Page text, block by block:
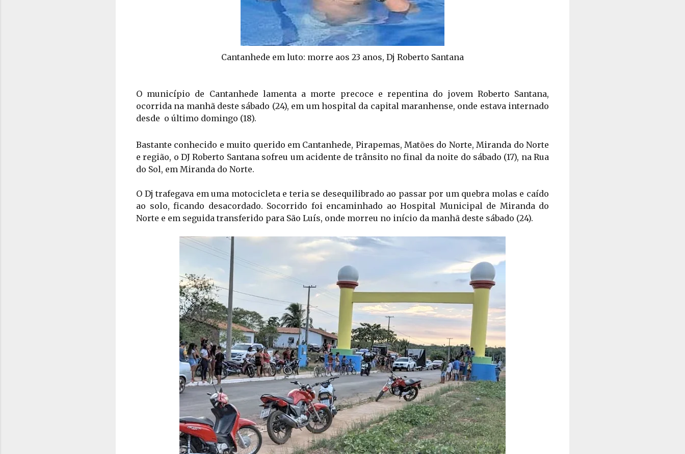
Cantanhede em luto: morre aos 23 anos, Dj Roberto Santana
O município de Cantanhede lamenta a morte precoce e repentina do jovem Roberto Santana,
ocorrida na manhã deste sábado (24), em um hospital da capital maranhense, onde estava internado
desde  o último domingo (18).
Bastante conhecido e muito querido em Cantanhede, Pirapemas, Matões do Norte, Miranda do Norte
e região, o DJ Roberto Santana sofreu um acidente de trânsito no final da noite do sábado (17), na Rua
do Sol, em Miranda do Norte.
O Dj trafegava em uma motocicleta e teria se desequilibrado ao passar por um quebra molas e caído
ao solo, ficando desacordado. Socorrido foi encaminhado ao Hospital Municipal de Miranda do
Norte e em seguida transferido para São Luís, onde morreu no início da manhã deste sábado (24).